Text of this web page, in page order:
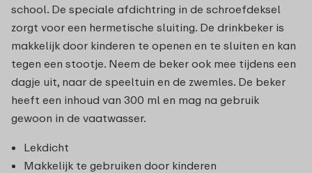
school. De speciale afdichtring in de schroefdeksel
zorgt voor een hermetische sluiting. De drinkbeker is
makkelijk door kinderen te openen en te sluiten en kan
tegen een stootje. Neem de beker ook mee tijdens een
dagje uit, naar de speeltuin en de zwemles. De beker
heeft een inhoud van 300 ml en mag na gebruik
gewoon in de vaatwasser.
Lekdicht
Makkelijk te gebruiken door kinderen